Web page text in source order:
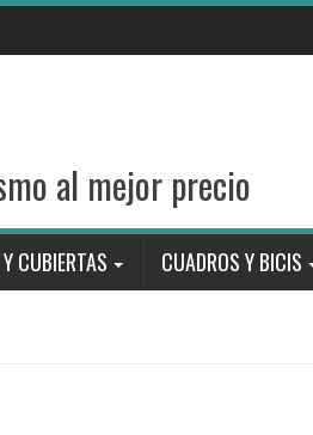
al mejor precio
CUBIERTAS CUADROS Y BICIS